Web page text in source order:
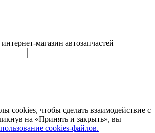
магазин автозапчастей
cookies, чтобы сделать взаимодействие с
на «Принять и закрыть», вы
cookies-файлов.